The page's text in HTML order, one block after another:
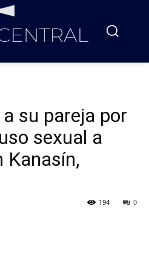
su pareja por
sexual a
Kanasín,
0
194